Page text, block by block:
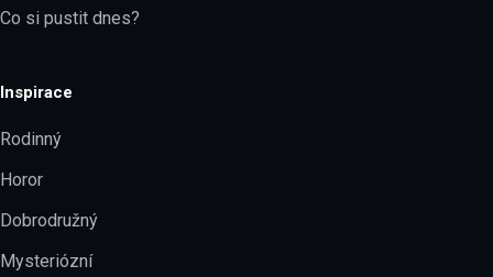
Co si pustit dnes?
Inspirace
Rodinný
Horor
Dobrodružný
Mysteriózní